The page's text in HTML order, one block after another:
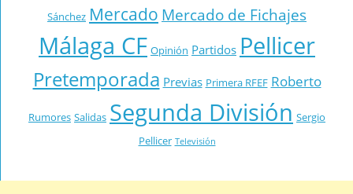
Sánchez Mercado Mercado de Fichajes
Málaga CF Opinión Partidos Pellicer
Pretemporada Previas Primera RFEF Roberto
Rumores Salidas Segunda División Sergio
Pellicer Televisión